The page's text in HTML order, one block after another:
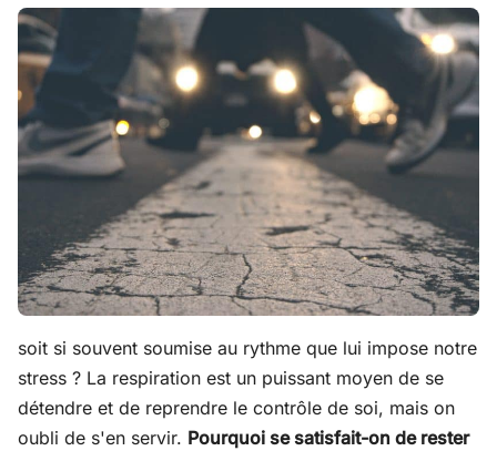
soit si souvent soumise au rythme que lui impose notre
stress ? La respiration est un puissant moyen de se
détendre et de reprendre le contrôle de soi, mais on
oubli de s'en servir. Pourquoi se satisfait-on de rester